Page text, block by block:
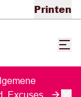
Printen
Excuses